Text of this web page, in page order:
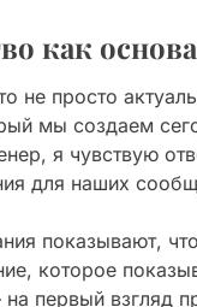
как
не просто
мы создаем
я чувствую
для наших
показывают,
которое
на первый взгляд